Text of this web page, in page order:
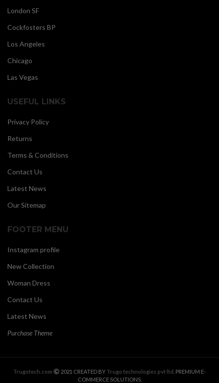
London SF
Cockfosters BP
Los Angeles
Chicago
Las Vegas
USEFUL LINKS
Privacy Policy
Returns
Terms & Conditions
Contact Us
Latest News
Our Sitemap
FOOTER MENU
Instagram profile
New Collection
Woman Dress
Contact Us
Latest News
Purchase Theme
Trugotech.com 2021 CREATED BY Trugo technologies pvt ltd . PREMIUM E-
COMMERCE SOLUTIONS.